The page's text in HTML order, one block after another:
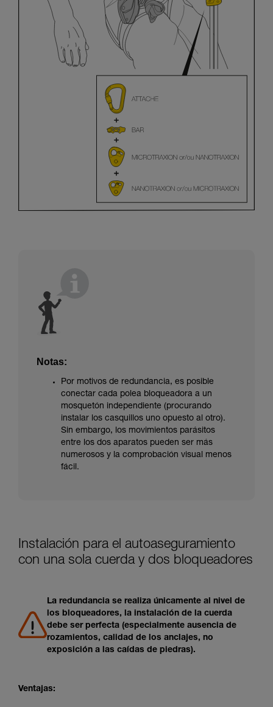
Notas:
Por motivos de redundancia, es posible
conectar cada polea bloqueadora a un
mosquetón independiente (procurando
instalar los casquillos uno opuesto al otro).
Sin embargo, los movimientos parásitos
entre los dos aparatos pueden ser más
numerosos y la comprobación visual menos
fácil.
Instalación para el autoaseguramiento
con una sola cuerda y dos bloqueadores
La redundancia se realiza únicamente al nivel de
los bloqueadores, la instalación de la cuerda
debe ser perfecta (especialmente ausencia de
rozamientos, calidad de los anclajes, no
exposición a las caídas de piedras).
Ventajas: